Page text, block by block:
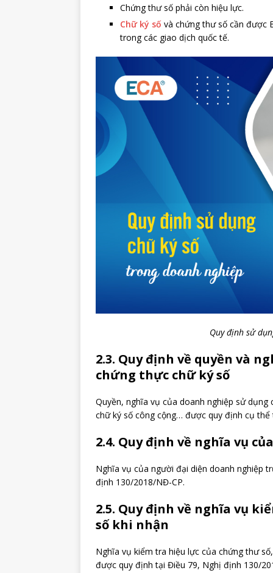
Chứng thư số phải còn hiệu lực.
Chữ ký số và chứng thư số cần được
trong các giao dịch quốc tế.
Quy định sử
2.3. Quy định về quyền và
chứng thực chữ ký số
Quyền, nghĩa vụ của doanh nghiệp sử
chữ ký số công cộng… được quy định cụ
2.4. Quy định về nghĩa vụ
Nghĩa vụ của người đại diện doanh nghiệp
định 130/2018/NĐ-CP.
2.5. Quy định về nghĩa vụ
số khi nhận
Nghĩa vụ kiểm tra hiệu lực của chứng thư
được quy định tại Điều 79, Nghị định 130/